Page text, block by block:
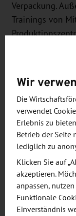
Verpackung.
Trainings von
Produktvielfalt
herstellen.
den Aufbau des
sich sehr über
„Das Werk
und eine
hohe Effizienz
Anlieferung der
Produkt.“
Wir
Die
verwendet
Erlebnis zu
Betrieb der Seite
lediglich zu
Klicken Sie auf
akzeptieren.
anpassen,
Funktionale
Einverständnis